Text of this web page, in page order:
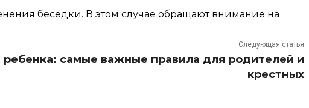
беседки. В этом случае обращают внимание на
Следующая статья
самые важные правила для родителей и
крестных